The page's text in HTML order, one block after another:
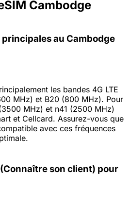
Cambodge
principales au Cambodge
les bandes 4G LTE
MHz) et B20 (800 MHz). Pour
MHz) et n41 (2500 MHz)
et Cellcard. Assurez-vous que
avec ces fréquences
son client) pour